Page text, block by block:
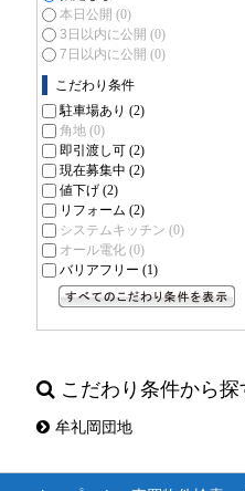
本日公開 (0)
3日以内に公開 (0)
7日以内に公開 (0)
こだわり条件
駐車場あり (2)
角地 (0)
即引渡し可 (2)
現在募集中 (2)
値下げ (2)
リフォーム (2)
システムキッチン (0)
オール電化 (0)
バリアフリー (1)
こだわり条件から探
牟礼岡団地